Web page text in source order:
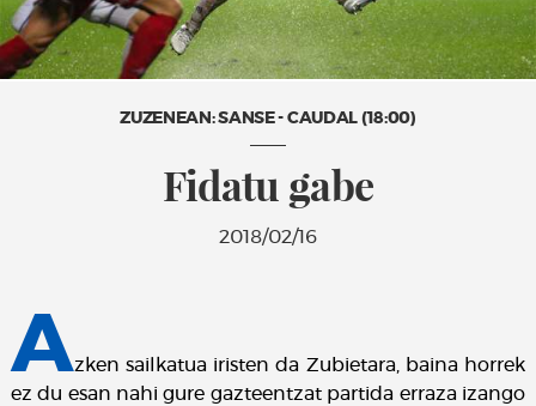
ZUZENEAN: SANSE - CAUDAL (18:00)
Fidatu gabe
2018/02/16
Azken sailkatua iristen da Zubietara, baina horrek
ez du esan nahi gure gazteentzat partida erraza izango